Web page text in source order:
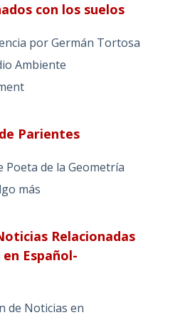
con los suelos
por Germán Tortosa
Ambiente
Parientes
Poeta de la Geometría
más
Relacionadas
Español-
de Noticias en